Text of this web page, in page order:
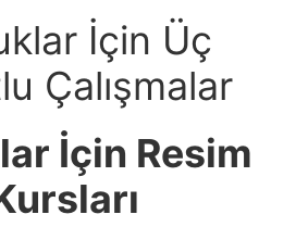
İçin Üç
Çalışmalar
İçin Resim